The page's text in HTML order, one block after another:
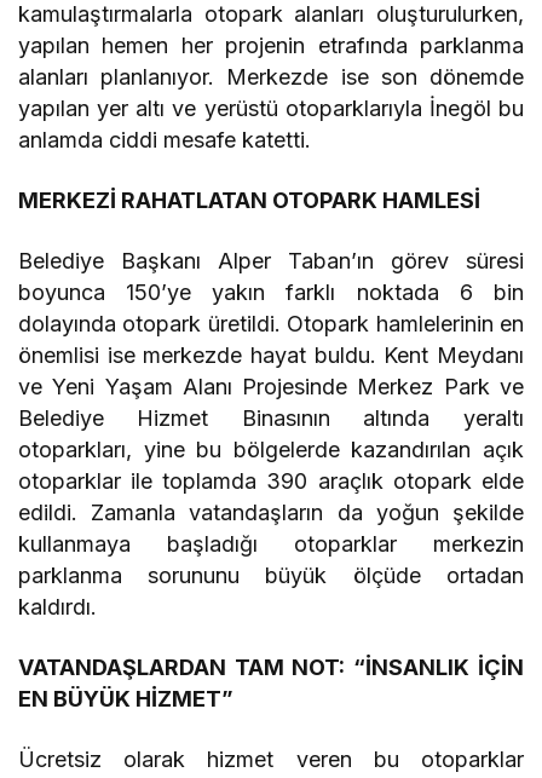
kamulaştırmalarla otopark alanları oluşturulurken,
yapılan hemen her projenin etrafında parklanma
alanları planlanıyor. Merkezde ise son dönemde
yapılan yer altı ve yerüstü otoparklarıyla İnegöl bu
anlamda ciddi mesafe katetti.
MERKEZİ RAHATLATAN OTOPARK HAMLESİ
Belediye Başkanı Alper Taban’ın görev süresi
boyunca 150’ye yakın farklı noktada 6 bin
dolayında otopark üretildi. Otopark hamlelerinin en
önemlisi ise merkezde hayat buldu. Kent Meydanı
ve Yeni Yaşam Alanı Projesinde Merkez Park ve
Belediye Hizmet Binasının altında yeraltı
otoparkları, yine bu bölgelerde kazandırılan açık
otoparklar ile toplamda 390 araçlık otopark elde
edildi. Zamanla vatandaşların da yoğun şekilde
kullanmaya başladığı otoparklar merkezin
parklanma sorununu büyük ölçüde ortadan
kaldırdı.
VATANDAŞLARDAN TAM NOT: “İNSANLIK İÇİN
EN BÜYÜK HİZMET”
Ücretsiz olarak hizmet veren bu otoparklar